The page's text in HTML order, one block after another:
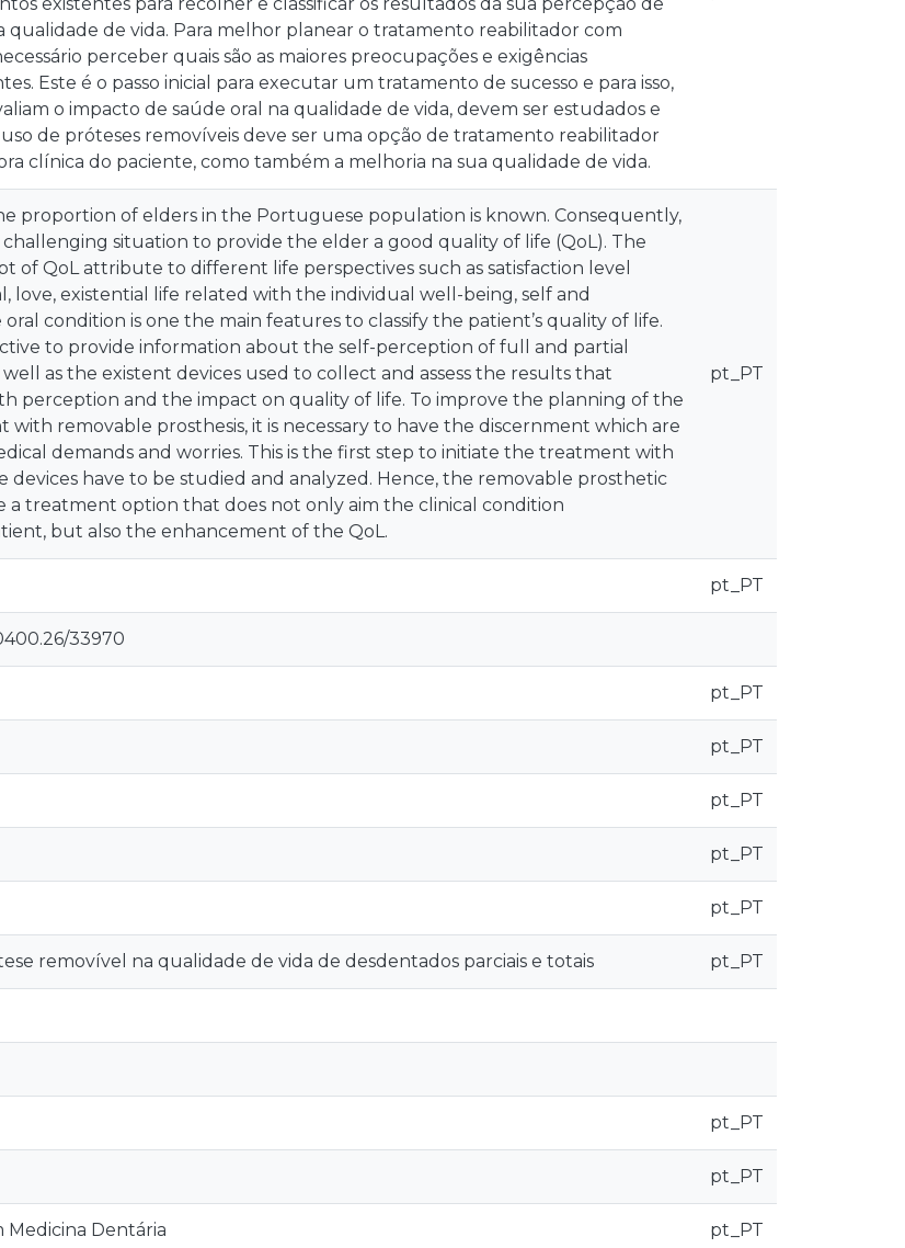
qualidade de vida. Para melhor planear o tratamento reabilitador com
perceber quais são as maiores preocupações e exigências
Este é o passo inicial para executar um tratamento de sucesso e para isso,
o impacto de saúde oral na qualidade de vida, devem ser estudados e
uso de próteses removíveis deve ser uma opção de tratamento reabilitador
clínica do paciente, como também a melhoria na sua qualidade de vida.
proportion of elders in the Portuguese population is known. Consequently,
situation to provide the elder a good quality of life (QoL). The
of QoL attribute to different life perspectives such as satisfaction level
love, existential life related with the individual well-being, self and
condition is one the main features to classify the patient’s quality of life.
to provide information about the self-perception of full and partial
as the existent devices used to collect and assess the results that
perception and the impact on quality of life. To improve the planning of the
removable prosthesis, it is necessary to have the discernment which are
demands and worries. This is the first step to initiate the treatment with
devices have to be studied and analyzed. Hence, the removable prosthetic
a treatment option that does not only aim the clinical condition
but also the enhancement of the QoL.
pt_PT
pt_PT
33970
pt_PT
pt_PT
pt_PT
pt_PT
pt_PT
removível na qualidade de vida de desdentados parciais e totais pt_PT
pt_PT
pt_PT
Medicina Dentária pt_PT